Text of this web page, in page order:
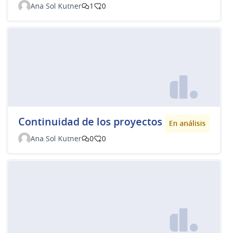
Ana Sol Kutner
1 0
Continuidad de los proyectos
En análisis
Ana Sol Kutner
0 0